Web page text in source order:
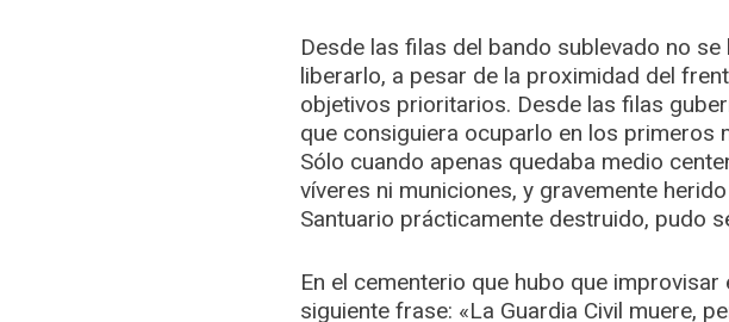
Desde las filas del bando sublevado no
liberarlo, a pesar de la proximidad del
objetivos prioritarios. Desde las filas
que consiguiera ocuparlo en los primeros
Sólo cuando apenas quedaba medio
víveres ni municiones, y gravemente
Santuario prácticamente destruido, pudo
En el cementerio que hubo que
siguiente frase: «La Guardia Civil muere,